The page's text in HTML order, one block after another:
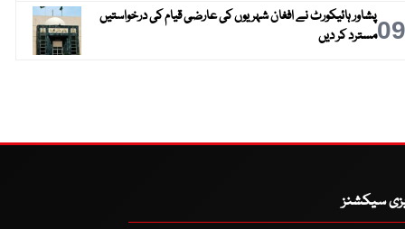
09پشاور ہائیکورٹ نے افغان شہریوں کی عارضی قیام کی درخواستیں
مسترد کر دیں
سیکشنز